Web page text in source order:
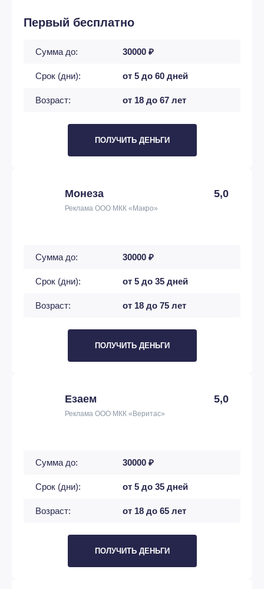
Первый бесплатно
Сумма до: 30000 ₽
Срок (дни): от 5 до 60 дней
Возраст: от 18 до 67 лет
ПОЛУЧИТЬ ДЕНЬГИ
Монеза 5,0
Реклама ООО МКК «Макро»
Сумма до: 30000 ₽
Срок (дни): от 5 до 35 дней
Возраст: от 18 до 75 лет
ПОЛУЧИТЬ ДЕНЬГИ
Езаем 5,0
Реклама ООО МКК «Веритас»
Сумма до: 30000 ₽
Срок (дни): от 5 до 35 дней
Возраст: от 18 до 65 лет
ПОЛУЧИТЬ ДЕНЬГИ